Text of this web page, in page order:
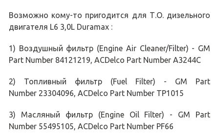
Возможно кому-то пригодится для Т.О. дизельного
двигателя L6 3,0L Duramax :
1) Воздушный фильтр (Engine Air Cleaner/Filter) - GM
Part Number 84121219, ACDelco Part Number A3244C
2) Топливный фильтр (Fuel Filter) - GM Part
Number 23304096, ACDelco Part Number TP1015
3) Масляный фильтр (Engine Oil Filter) - GM Part
Number 55495105, ACDelco Part Number PF66